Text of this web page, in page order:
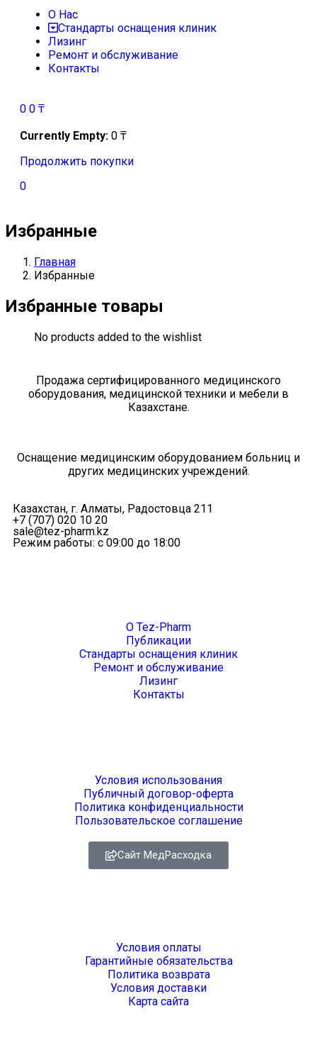
О Нас
Стандарты оснащения клиник
Лизинг
Ремонт и обслуживание
Контакты
0 0 ₸
Currently Empty: 0 ₸
Продолжить покупки
0
Избранные
Главная
Избранные
Избранные товары
No products added to the wishlist
Продажа сертифицированного медицинского
оборудования, медицинской техники и мебели в
Казахстане.
Оснащение медицинским оборудованием больниц и
других медицинских учреждений.
Казахстан, г. Алматы, Радостовца 211
+7 (707) 020 10 20
sale@tez-pharm.kz
Режим работы: с 09:00 до 18:00
О Tez-Pharm
Публикации
Стандарты оснащения клиник
Ремонт и обслуживание
Лизинг
Контакты
Условия использования
Публичный договор-оферта
Политика конфиденциальности
Пользовательское соглашение
Сайт МедРасходка
Условия оплаты
Гарантийные обязательства
Политика возврата
Условия доставки
Карта сайта